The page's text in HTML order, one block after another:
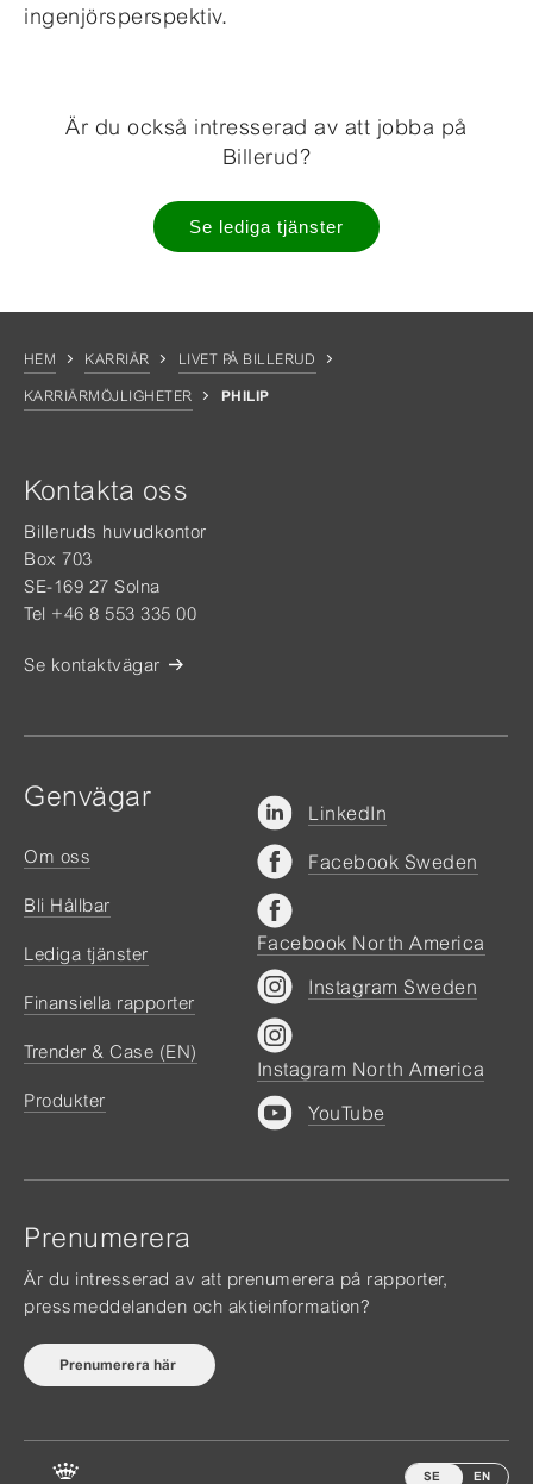
ingenjörsperspektiv.
Är du också intresserad av att jobba på
Billerud?
Se lediga tjänster
HEM KARRIÄR LIVET PÅ BILLERUD
KARRIÄRMÖJLIGHETER PHILIP
Kontakta oss
Billeruds huvudkontor
Box 703
SE-169 27 Solna
Tel +46 8 553 335 00
Se kontaktvägar
Genvägar
Om oss
Bli Hållbar
Lediga tjänster
Finansiella rapporter
Trender & Case (EN)
Produkter
Prenumerera
Är du intresserad av att prenumerera på rapporter,
pressmeddelanden och aktieinformation?
Prenumerera här
LinkedIn
Facebook Sweden
Facebook North America
Instagram Sweden
Instagram North America
YouTube
SE EN